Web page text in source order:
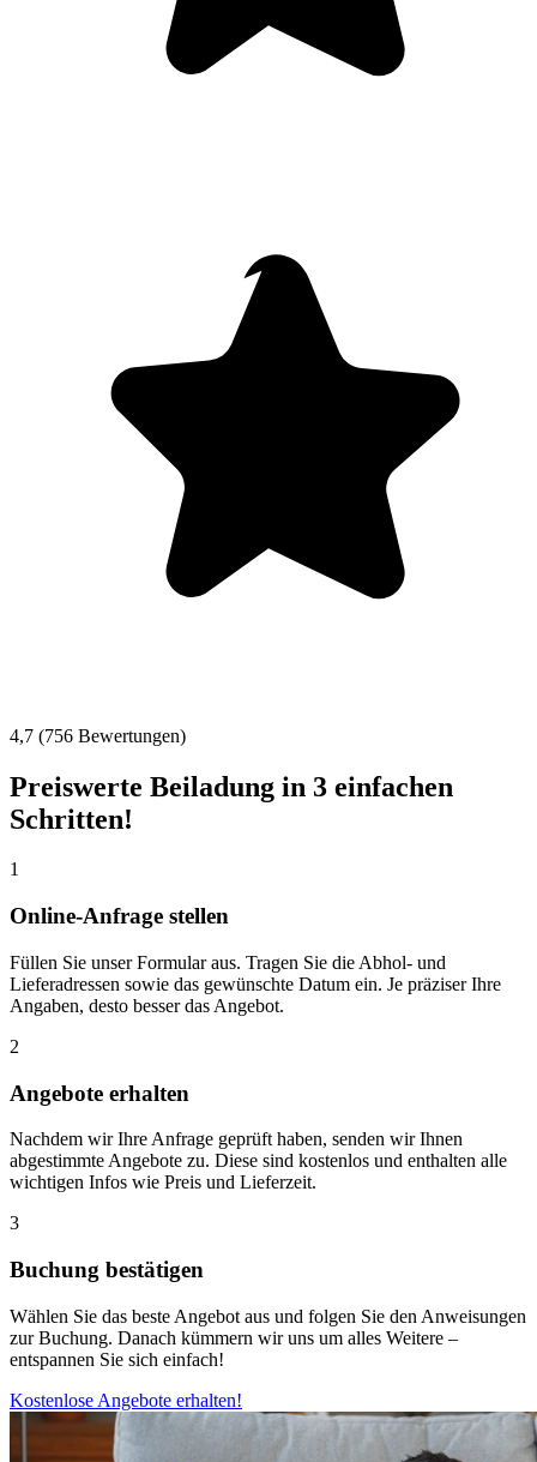
4,7 (756 Bewertungen)
Preiswerte Beiladung in 3 einfachen
Schritten!
1
Online-Anfrage stellen
Füllen Sie unser Formular aus. Tragen Sie die Abhol- und
Lieferadressen sowie das gewünschte Datum ein. Je präziser Ihre
Angaben, desto besser das Angebot.
2
Angebote erhalten
Nachdem wir Ihre Anfrage geprüft haben, senden wir Ihnen
abgestimmte Angebote zu. Diese sind kostenlos und enthalten alle
wichtigen Infos wie Preis und Lieferzeit.
3
Buchung bestätigen
Wählen Sie das beste Angebot aus und folgen Sie den Anweisungen
zur Buchung. Danach kümmern wir uns um alles Weitere –
entspannen Sie sich einfach!
Kostenlose Angebote erhalten!